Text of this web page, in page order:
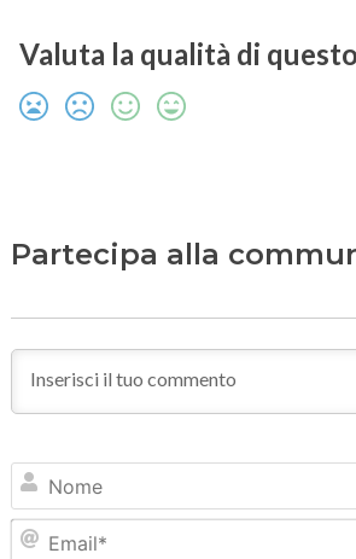
Valuta la qualità di
Partecipa alla